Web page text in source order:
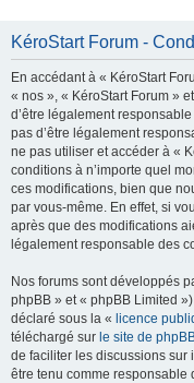
KéroStart Forum -
En accédant à « KéroStart
« nos », « KéroStart Forum »
d’être légalement
pas d’être légalement
ne pas utiliser et accéder à «
conditions à n’importe quel
ces modifications, bien que
par vous-même. En effet, si
après que des modifications
légalement responsable des
Nos forums sont développés
phpBB » et « phpBB Limited
déclaré sous la « licence
téléchargé sur le site de
de faciliter les discussions sur
être tenu comme responsable